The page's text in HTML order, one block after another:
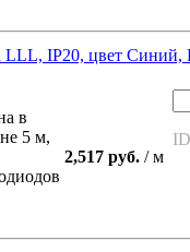
LLL, IP20, цвет Синий,
в
5 м,
2,517 руб. / м